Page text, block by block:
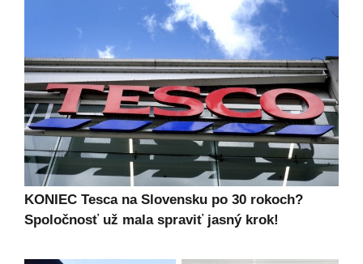
KONIEC Tesca na Slovensku po 30 rokoch?
Spoločnosť už mala spraviť jasný krok!